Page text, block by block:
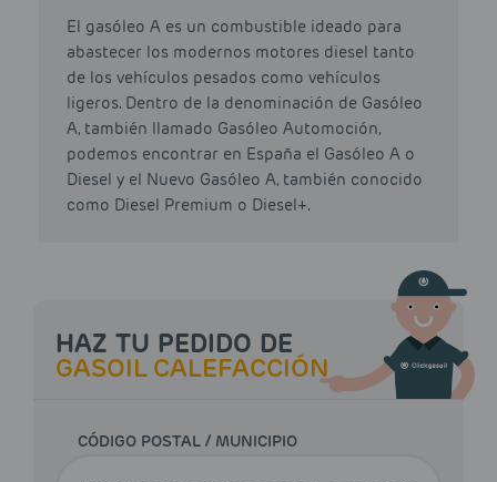
El gasóleo A es un combustible ideado para
abastecer los modernos motores diesel tanto
de los vehículos pesados como vehículos
ligeros. Dentro de la denominación de Gasóleo
A, también llamado Gasóleo Automoción,
podemos encontrar en España el Gasóleo A o
Diesel y el Nuevo Gasóleo A, también conocido
como Diesel Premium o Diesel+.
HAZ TU PEDIDO DE
GASOIL CALEFACCIÓN
CÓDIGO POSTAL / MUNICIPIO